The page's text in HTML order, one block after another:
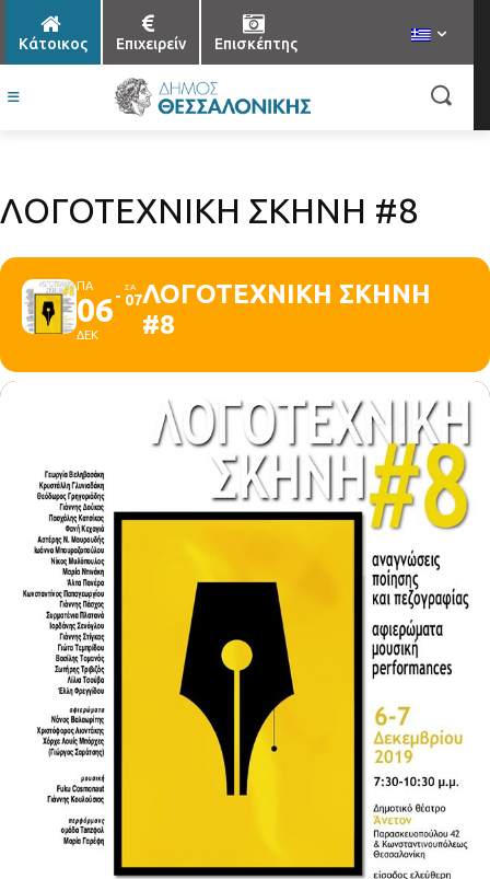
Κάτοικος Επιχειρείν Επισκέπτης
ΛΟΓΟΤΕΧΝΙΚΗ ΣΚΗΝΗ #8
ΠΑ
06
ΔΕΚ
ΣΑ
07ΛΟΓΟΤΕΧΝΙΚΗ ΣΚΗΝΗ
#8